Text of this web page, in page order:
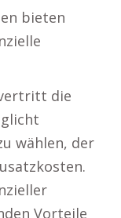
bieten
die
wählen, der
Vorteile